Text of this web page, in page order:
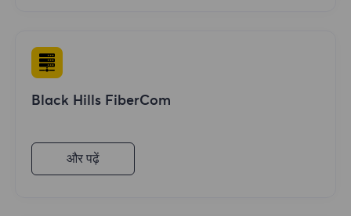
Black Hills FiberCom
और पढ़ें